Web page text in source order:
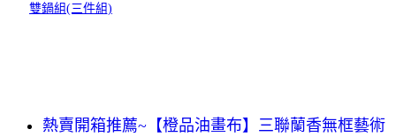
雙鍋組(三件組)
熱賣開箱推薦~【橙品油畫布】三聯蘭香無框藝術